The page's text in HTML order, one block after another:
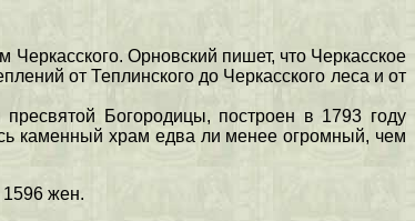
Орновский пишет, что Черкасское
от Теплинского до Черкасского леса и от
Богородицы, построен в 1793 году
каменный храм едва ли менее огромный, чем
1596 жен.